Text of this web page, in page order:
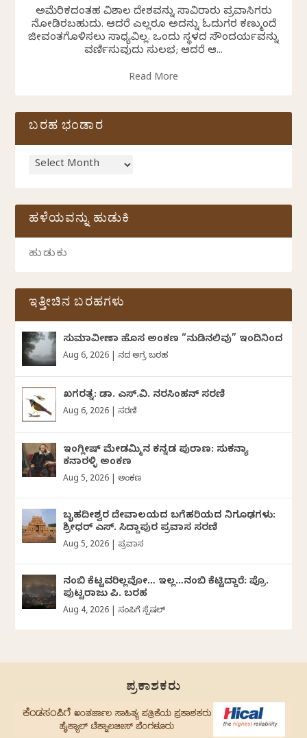
ಅಮೆರಿಕದಂತಹ ವಿಶಾಲ ದೇಶವನ್ನು ಸಾವಿರಾರು ಪ್ರವಾಸಿಗರು
ನೋಡಿರಬಹುದು. ಆದರೆ ಎಲ್ಲರೂ ಅದನ್ನು ಓದುಗರ ಕಣ್ಮುಂದೆ
ಜೀವಂತಗೊಳಿಸಲು ಸಾಧ್ಯವಿಲ್ಲ. ಒಂದು ಸ್ಥಳದ ಸೌಂದರ್ಯವನ್ನು
ವರ್ಣಿಸುವುದು ಸುಲಭ; ಆದರೆ ಆ...
Read More
ಬರಹ ಭಂಡಾರ
ಹಳೆಯವನ್ನು ಹುಡುಕಿ
ಇತ್ತೀಚಿನ ಬರಹಗಳು
ಸುಮಾವೀಣಾ ಹೊಸ ಅಂಕಣ “ನುಡಿನಲಿವು” ಇಂದಿನಿಂದ
Aug 6, 2026 ದಿನದ ಅಗ್ರ ಬರಹ
ಖಗರತ್ನ: ಡಾ. ಎಸ್.ವಿ. ನರಸಿಂಹನ್‌‌ ಸರಣಿ
Aug 6, 2026 ಸರಣಿ
ಇಂಗ್ಲೀಷ್ ಮೇಡಮ್ಮಿನ ಕನ್ನಡ ಪುರಾಣ: ಸುಕನ್ಯಾ
ಕನಾರಳ್ಳಿ ಅಂಕಣ
Aug 5, 2026 ಅಂಕಣ
ಬೃಹದೀಶ್ವರ ದೇವಾಲಯದ ಬಗೆಹರಿಯದ ನಿಗೂಢಗಳು:
ಶ್ರೀಧರ್‌ ಎಸ್.‌ ಸಿದ್ದಾಪುರ ಪ್ರವಾಸ ಸರಣಿ
Aug 5, 2026 ಪ್ರವಾಸ
ನಂಬಿ ಕೆಟ್ಟವರಿಲ್ಲವೋ… ಇಲ್ಲ…ನಂಬಿ ಕೆಟ್ಟಿದ್ದಾರೆ: ಪ್ರೊ.
ಪುಟ್ಟರಾಜು ಪಿ. ಬರಹ
Aug 4, 2026 ಸಂಪಿಗೆ ಸ್ಪೆಷಲ್
ಪ್ರಕಾಶಕರು